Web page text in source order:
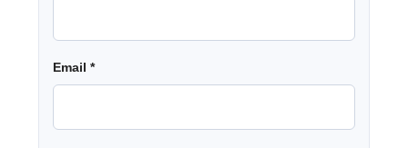
Email *